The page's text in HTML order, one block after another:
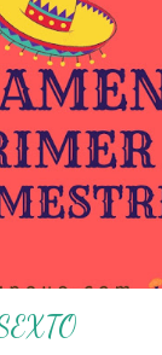
docente tome
acorde a las
emprender para
fuera de este
a que
colaborativamente
problemáticas